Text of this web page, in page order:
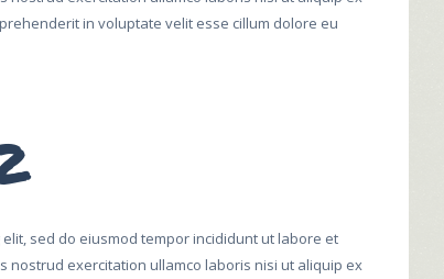
in voluptate velit esse cillum dolore eu
sed do eiusmod tempor incididunt ut labore et
nostrud exercitation ullamco laboris nisi ut aliquip ex